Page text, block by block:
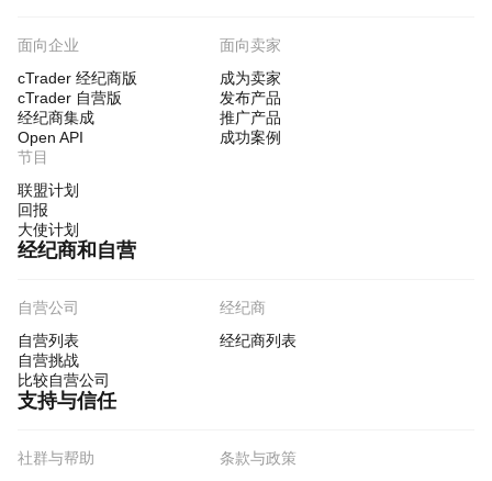
面向企业
cTrader 经纪商版
cTrader 自营版
经纪商集成
Open API
面向卖家
成为卖家
发布产品
推广产品
成功案例
节目
联盟计划
回报
大使计划
经纪商和自营
自营公司
自营列表
自营挑战
比较自营公司
经纪商
经纪商列表
支持与信任
社群与帮助
条款与政策